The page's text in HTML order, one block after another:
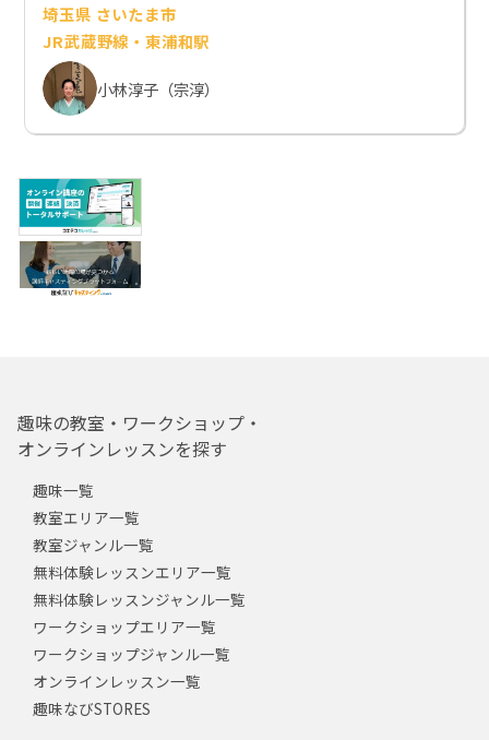
埼玉県 さいたま市
JR武蔵野線・東浦和駅
小林淳子（宗淳）
趣味の教室・ワークショップ・
オンラインレッスンを探す
趣味一覧
教室エリア一覧
教室ジャンル一覧
無料体験レッスンエリア一覧
無料体験レッスンジャンル一覧
ワークショップエリア一覧
ワークショップジャンル一覧
オンラインレッスン一覧
趣味なびSTORES